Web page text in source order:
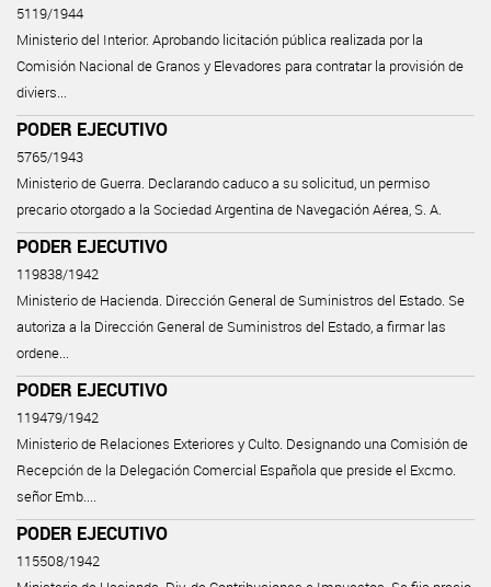
5119/1944
Ministerio del Interior. Aprobando licitación pública realizada por la
Comisión Nacional de Granos y Elevadores para contratar la provisión de
diviers...
PODER EJECUTIVO
5765/1943
Ministerio de Guerra. Declarando caduco a su solicitud, un permiso
precario otorgado a la Sociedad Argentina de Navegación Aérea, S. A.
PODER EJECUTIVO
119838/1942
Ministerio de Hacienda. Dirección General de Suministros del Estado. Se
autoriza a la Dirección General de Suministros del Estado, a firmar las
ordene...
PODER EJECUTIVO
119479/1942
Ministerio de Relaciones Exteriores y Culto. Designando una Comisión de
Recepción de la Delegación Comercial Española que preside el Excmo.
señor Emb....
PODER EJECUTIVO
115508/1942